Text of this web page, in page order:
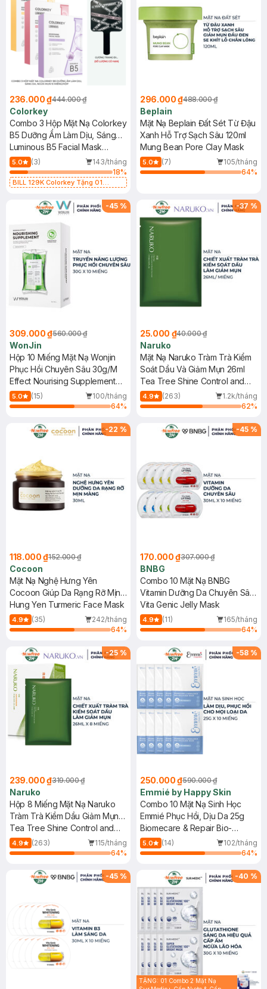
236.000 ₫444.000 ₫
Colorkey
Combo 3 Hộp Mặt Nạ Colorkey
B5 Dưỡng Ẩm Làm Dịu, Sáng
Da, Ngừa Mụn 10 Miếng/Hộp
Luminous B5 Facial Mask
Replenishing + Hydrating +
Nourishing
5.0 (3)
143/tháng
18%
BILL 129K Colorkey Tặng 01
296.000 ₫488.000 ₫
Beplain
Mặt Nạ Beplain Đất Sét Từ Đậu
Xanh Hỗ Trợ Sạch Sâu 120ml
Mung Bean Pore Clay Mask
5.0 (7)
105/tháng
64%
-45 %
309.000 ₫560.000 ₫
WonJin
Hộp 10 Miếng Mặt Nạ Wonjin
Phục Hồi Chuyên Sâu 30g/M
Effect Nourising Supplement
Concentrated Essence Mask
5.0 (15)
100/tháng
64%
-37 %
25.000 ₫40.000 ₫
Naruko
Mặt Nạ Naruko Tràm Trà Kiểm
Soát Dầu Và Giảm Mụn 26ml
Tea Tree Shine Control and
Blemish Clear Mask
4.9 (263)
1.2k/tháng
62%
-22 %
118.000 ₫152.000 ₫
Cocoon
Mặt Nạ Nghệ Hưng Yên
Cocoon Giúp Da Rạng Rỡ Mịn
Màng 30ml
Hung Yen Turmeric Face Mask
4.9 (35)
242/tháng
64%
-45 %
170.000 ₫307.000 ₫
BNBG
Combo 10 Mặt Nạ BNBG
Vitamin Dưỡng Da Chuyên Sâu
30ml
Vita Genic Jelly Mask
4.9 (11)
165/tháng
64%
-25 %
239.000 ₫319.000 ₫
Naruko
Hộp 8 Miếng Mặt Nạ Naruko
Tràm Trà Kiềm Dầu Giảm Mụn
26ml/M
Tea Tree Shine Control and
Blemish Clear Mask
4.9 (263)
115/tháng
64%
-58 %
250.000 ₫590.000 ₫
Emmié by Happy Skin
Combo 10 Mặt Nạ Sinh Học
Emmié Phục Hồi, Dịu Da 25g
Biomecare & Repair Bio-
Cellulose Mask - B5 + Peptides
5.0 (14)
102/tháng
64%
-45 % -40 %
TẶNG: 01 Combo 2 Mặt Nạ